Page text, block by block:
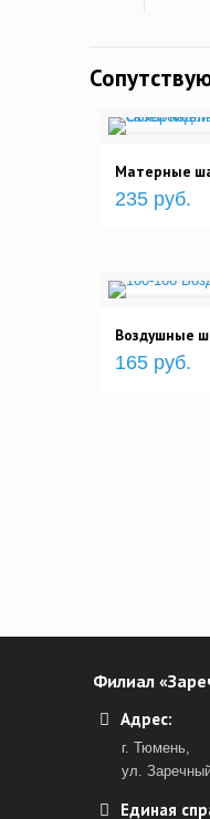
Матерные
235 руб.
Воздушные
165 руб.
Филиал
Адрес:
г. Тюмень,
ул.
Единая